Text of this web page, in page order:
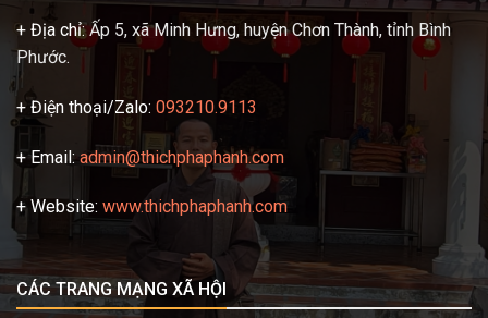
+ Địa chỉ:Ấp 5, xã Minh Hưng, huyện Chơn Thành, tỉnh Bình
Phước.
+ Điện thoại/Zalo: 093210.9113
+ Email:admin@thichphaphanh.com
+ Website: www.thichphaphanh.com
CÁC TRANG MẠNG XÃ HỘI